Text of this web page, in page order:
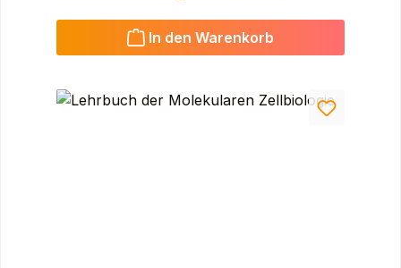
In den Warenkorb